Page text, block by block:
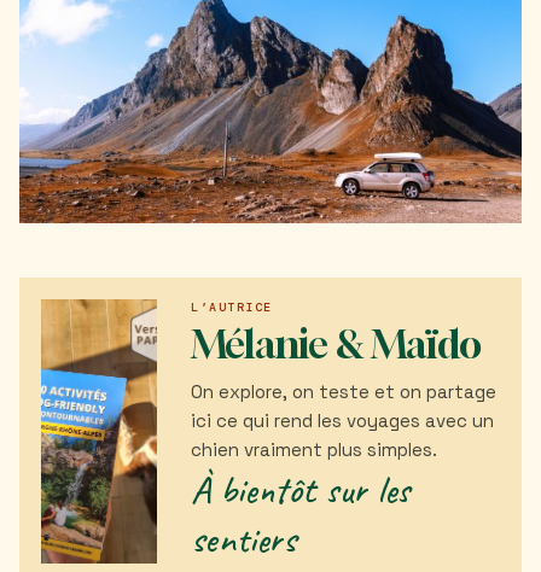
L’AUTRICE
Mélanie & Maïdo
On explore, on teste et on partage
ici ce qui rend les voyages avec un
chien vraiment plus simples.
À bientôt sur les
sentiers